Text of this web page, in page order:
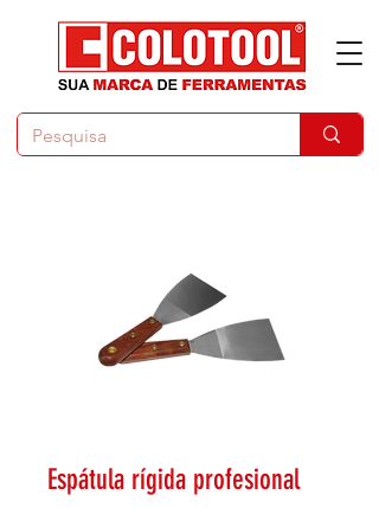
Espátula rígida profesional